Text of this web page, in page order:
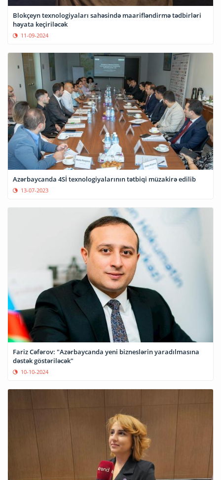
Blokçeyn texnologiyaları sahəsində maarifləndirmə tədbirləri
həyata keçiriləcək
11-09-2024
Azərbaycanda 4Sİ texnologiyalarının tətbiqi müzakirə edilib
13-07-2023
Fariz Cəfərov: "Azərbaycanda yeni bizneslərin yaradılmasına
dəstək göstəriləcək"
10-10-2024